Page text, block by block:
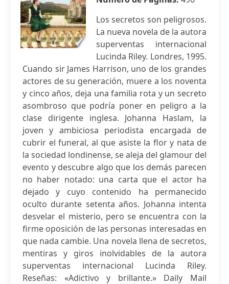
Los secretos son peligrosos.
La nueva novela de la autora
superventas internacional
Lucinda Riley. Londres, 1995.
Cuando sir James Harrison, uno de los grandes
actores de su generación, muere a los noventa
y cinco años, deja una familia rota y un secreto
asombroso que podría poner en peligro a la
clase dirigente inglesa. Johanna Haslam, la
joven y ambiciosa periodista encargada de
cubrir el funeral, al que asiste la flor y nata de
la sociedad londinense, se aleja del glamour del
evento y descubre algo que los demás parecen
no haber notado: una carta que el actor ha
dejado y cuyo contenido ha permanecido
oculto durante setenta años. Johanna intenta
desvelar el misterio, pero se encuentra con la
firme oposición de las personas interesadas en
que nada cambie. Una novela llena de secretos,
mentiras y giros inolvidables de la autora
superventas internacional Lucinda Riley.
Reseñas: «Adictivo y brillante.» Daily Mail